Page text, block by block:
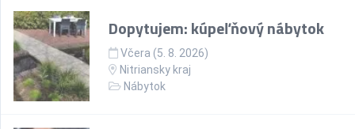
Dopytujem: kúpeľňový nábytok
Včera (5. 8. 2026)
Nitriansky kraj
Nábytok